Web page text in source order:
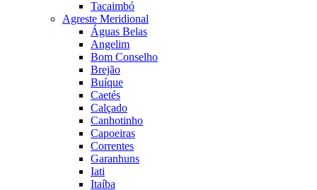
Tacaimbó
Agreste Meridional
Águas Belas
Angelim
Bom Conselho
Brejão
Buíque
Caetés
Calçado
Canhotinho
Capoeiras
Correntes
Garanhuns
Iati
Itaíba